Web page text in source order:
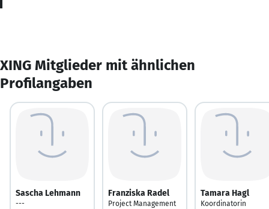
XING Mitglieder mit ähnlichen
Profilangaben
Sascha Lehmann
---
Franziska Radel
Project Management
Tamara Hagl
Koordinatorin